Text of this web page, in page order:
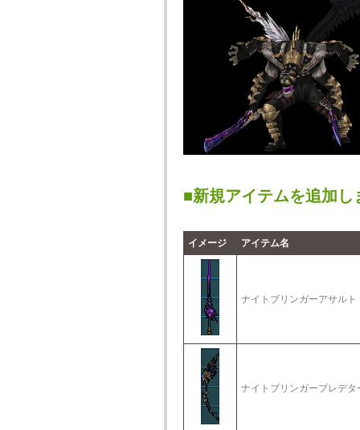
■新規アイテムを追加し
イメージ アイテム名
ナイトブリンガーアサルト
ナイトブリンガープレデタ